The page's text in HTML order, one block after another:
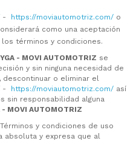
- https://moviautomotriz.com/ o
como una aceptación
términos y condiciones.
- MOVI AUTOMOTRIZ se
y sin ninguna necesidad de
descontinuar o eliminar el
- https://moviautomotriz.com/ así
sin responsabilidad alguna
- MOVI AUTOMOTRIZ
y condiciones de uso
absoluta y expresa que al